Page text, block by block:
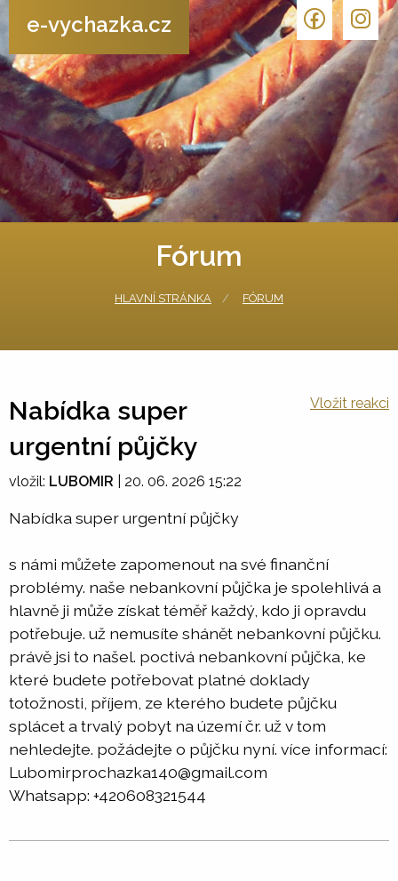
e-vychazka.cz
Fórum
HLAVNÍ STRÁNKA FÓRUM
Nabídka super
urgentní půjčky
Vložit reakci
vložil: LUBOMIR 20. 06. 2026 15:22
Nabídka super urgentní půjčky
s námi můžete zapomenout na své finanční
problémy. naše nebankovní půjčka je spolehlivá a
hlavně ji může získat téměř každý, kdo ji opravdu
potřebuje. už nemusíte shánět nebankovní půjčku.
právě jsi to našel. poctivá nebankovní půjčka, ke
které budete potřebovat platné doklady
totožnosti, příjem, ze kterého budete půjčku
splácet a trvalý pobyt na území čr. už v tom
nehledejte. požádejte o půjčku nyní. více informací:
Lubomirprochazka140@gmail.com
Whatsapp: +420608321544